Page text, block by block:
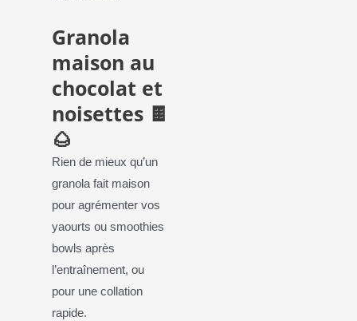
Granola
maison au
chocolat et
noisettes 🍫
🌰
Rien de mieux qu’un
granola fait maison
pour agrémenter vos
yaourts ou smoothies
bowls après
l’entraînement, ou
pour une collation
rapide.